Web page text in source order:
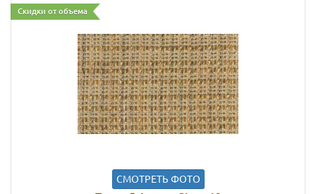
Скидки от объема
СМОТРЕТЬ ФОТО